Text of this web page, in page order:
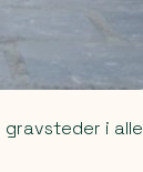
gravsteder i alle